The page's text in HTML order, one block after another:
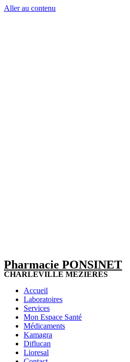
Aller au contenu
Pharmacie PONSINET
CHARLEVILLE MEZIERES
Accueil
Laboratoires
Services
Mon Espace Santé
Médicaments
Kamagra
Diflucan
Lioresal